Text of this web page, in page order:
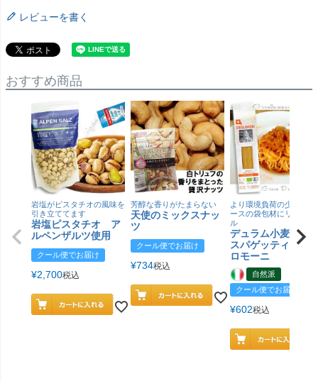
レビューを書く
おすすめ商品
岩塩がピスタチオの風味を
引き立ててます
岩塩ピスタチオ ア
ルペンザルツ使用
クール便でお届け
¥2,700税込
芳醇な香りがたまらない
天使のミックスナッ
ツ
クール便でお届け
¥734税込
より環境負荷の少ない紙
ースの袋包材にリニュー
ル
デュラム小麦 有
スパゲッティ／ジ
ロモーニ
自然派
クール便でお届け
¥602税込